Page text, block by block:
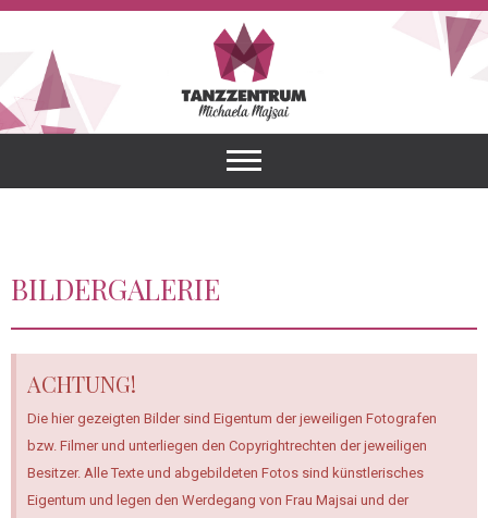
Tanzzentrum
Michaela
HERZLICH
WILLKOMMEN IN
DEINER TANZSCHULE!
BILDERGALERIE
ACHTUNG!
Die hier gezeigten Bilder sind Eigentum der jeweiligen Fotografen
bzw. Filmer und unterliegen den Copyrightrechten der jeweiligen
Besitzer. Alle Texte und abgebildeten Fotos sind künstlerisches
Eigentum und legen den Werdegang von Frau Majsai und der